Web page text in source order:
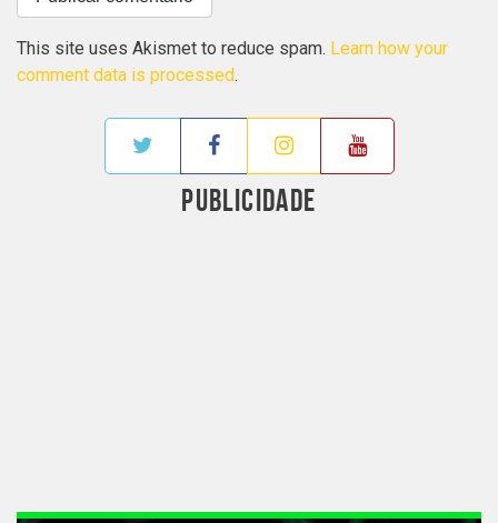
This site uses Akismet to reduce spam. Learn how your
comment data is processed.
PUBLICIDADE